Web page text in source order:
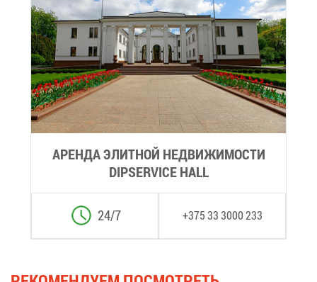
АРЕН­ДА ЭЛИТ­НОЙ НЕДВИ­ЖИ­МО­СТИ
DIPSERVICE HALL
+375 33 3000 233
24/7